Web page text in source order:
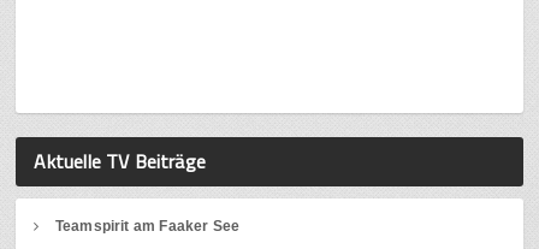
Aktuelle TV Beiträge
Teamspirit am Faaker See